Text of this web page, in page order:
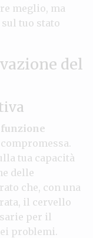
meglio, ma
tuo stato
del
funzione
tua capacità
delle
che, con una
il cervello
per il
problemi.